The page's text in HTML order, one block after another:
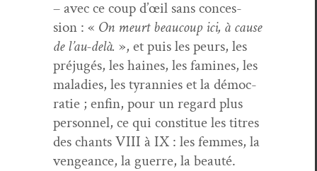
– avec ce coup d’œil sans con­ces­
sion : « On meurt beau­coup ici, à cause
de l’au-delà. », et puis les peurs, les
préjugés, les haines, les famines, les
mal­adies, les tyran­nies et la démoc­
ra­tie ; enfin, pour un regard plus
per­son­nel, ce qui con­stitue les titres
des chants VIII à IX : les femmes, la
vengeance, la guerre, la beauté.